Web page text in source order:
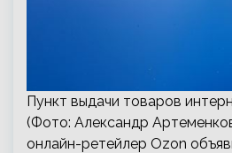
Пункт выдачи товаров
(Фото: Александр
онлайн-ретейлер Ozon